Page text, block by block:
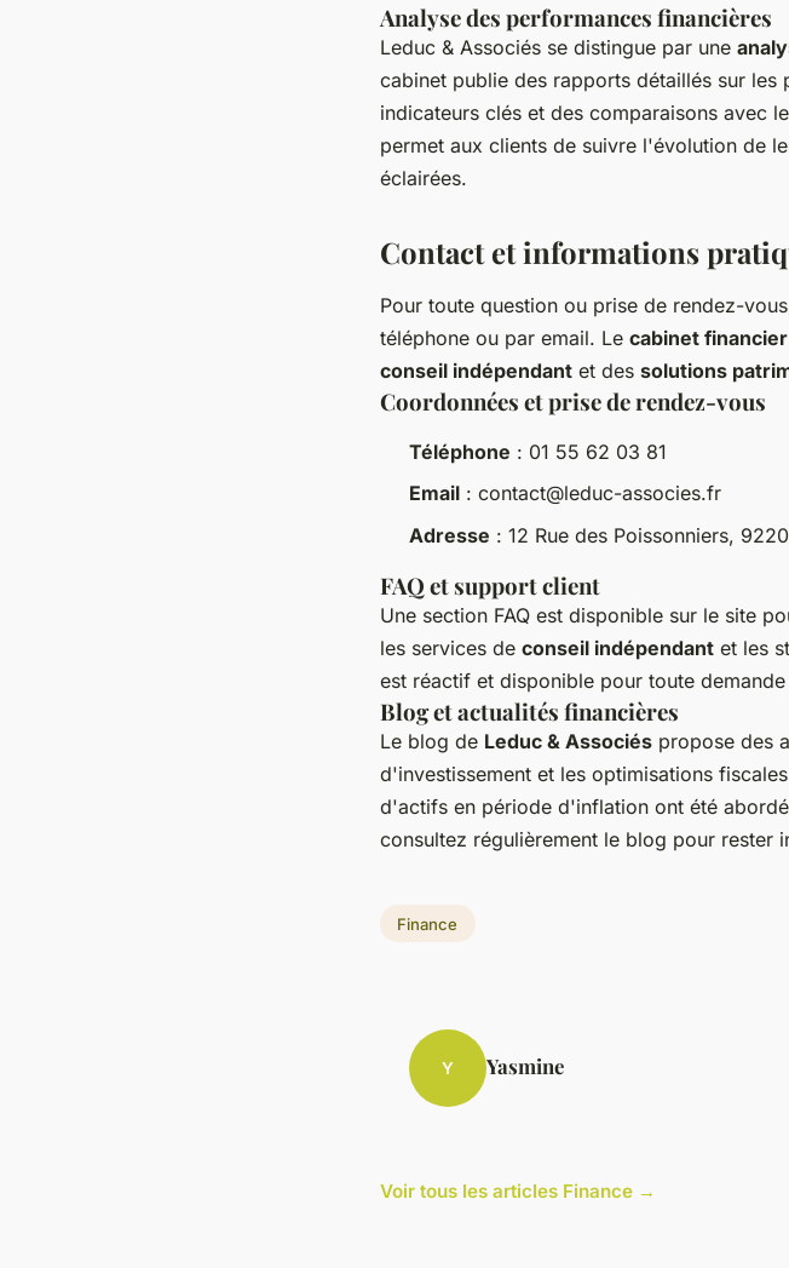
Analyse des performances financières
Leduc & Associés se distingue par une
cabinet publie des rapports détaillés sur
indicateurs clés et des comparaisons avec
permet aux clients de suivre l'évolution de
éclairées.
Contact et informations
Pour toute question ou prise de rendez-
téléphone ou par email. Le cabinet
conseil indépendant et des solutions
Coordonnées et prise de rendez-vous
Téléphone : 01 55 62 03 81
Email : contact@leduc-associes.fr
Adresse : 12 Rue des Poissonniers,
FAQ et support client
Une section FAQ est disponible sur le site
les services de conseil indépendant et les
est réactif et disponible pour toute
Blog et actualités financières
Le blog de Leduc & Associés propose des
d'investissement et les optimisations
d'actifs en période d'inflation ont été
consultez régulièrement le blog pour rester
Finance
Y Yasmine
Voir tous les articles Finance →